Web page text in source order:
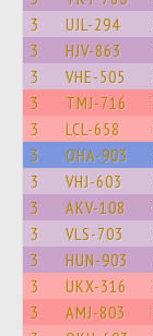
3 UJL-294
3 HJV-863
3 VHE-505
3 TMJ-716
3 LCL-658
3 OHA-903
3 VHJ-603
3 AKV-108
3 VLS-703
3 HUN-903
3 UKX-316
3 AMJ-803